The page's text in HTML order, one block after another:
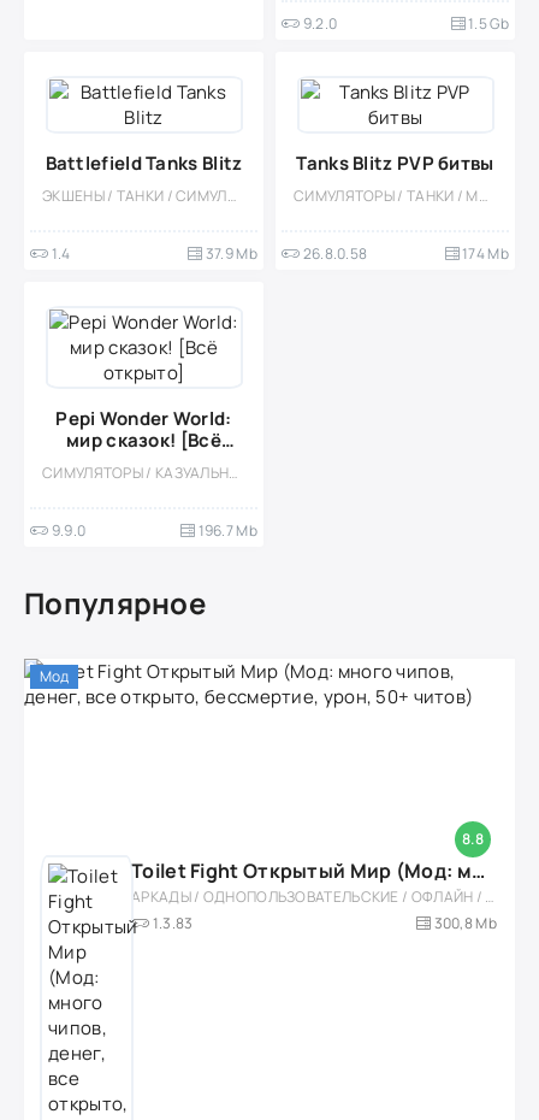
9.2.0 1.5 Gb
Battlefield Tanks Blitz
ЭКШЕНЫ / ТАНКИ / СИМУЛЯТОРЫ / ОДНОПОЛЬЗОВАТЕЛЬСКИЕ / ОФЛАЙН / МАЛЕНЬКАЯ / ВСТРОЕННЫЙ КЕШ
1.4 37.9 Mb
Tanks Blitz PVP битвы
СИМУЛЯТОРЫ / ТАНКИ / МНОГОПОЛЬЗОВАТЕЛЬСКАЯ / СОРЕВНОВАТЕЛЬНАЯ / ОНЛАЙН / ЭКШЕНЫ / 3D / ТАКТИЧЕСКИЕ / АРКАДЫ / РЕАЛИЗМ / PVP / ВСТРОЕННЫЙ КЕШ
26.8.0.58 174 Mb
Pepi Wonder World:
мир сказок! [Всё
открыто]
СИМУЛЯТОРЫ / КАЗУАЛЬНЫЕ / ОДНОПОЛЬЗОВАТЕЛЬСКИЕ / СТИЛИЗАЦИЯ / ОФЛАЙН / ПО МУЛЬТФИЛЬМАМ / ДЛЯ ДЕТЕЙ / ДЕВОЧКАМ / ФЭНТЕЗИ / МОД
9.9.0 196.7 Mb
Популярное
8.8
Мод
Toilet Fight Открытый Мир (Мод: много чипов, денег, все открыто, бессмертие, урон, 50+ читов)
АРКАДЫ / ОДНОПОЛЬЗОВАТЕЛЬСКИЕ / ОФЛАЙН / МОД / РОЛЕВЫЕ / ШУТЕРЫ / ОТКРЫТЫЙ МИР / ВСТРОЕННЫЙ КЕШ / 3D / ЭКШЕНЫ / ТУАЛЕТНЫЕ ВОЙНЫ / ДЛЯ ДЕТЕЙ
1.3.83
300,8 Mb